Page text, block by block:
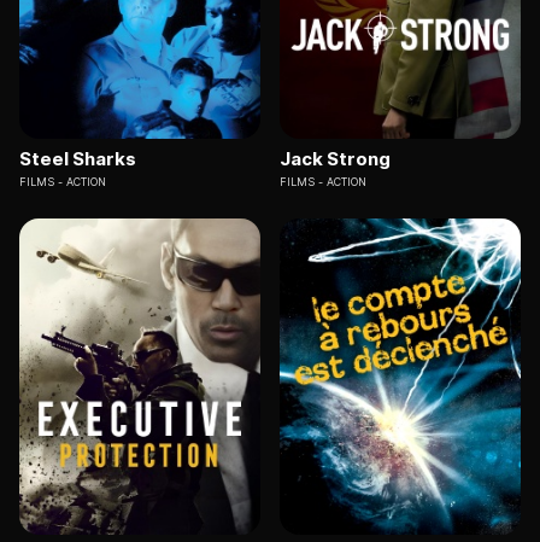
Steel Sharks
FILMS ACTION
Jack Strong
FILMS ACTION